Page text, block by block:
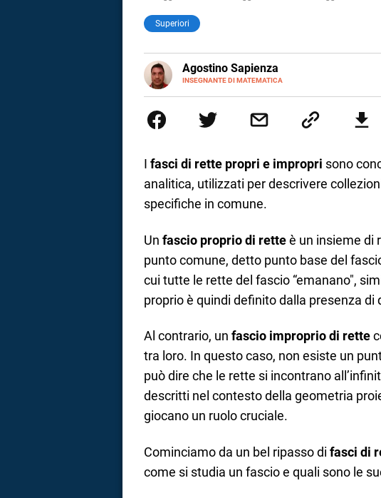
Superiori
Agostino Sapienza
INSEGNANTE DI MATEMATICA
E-
MAIL
LINKEDIN
Internazionali a Messina e in Economia
studi commercialisti sono stato chiamato
di ruolo nel 2023
I fasci di rette propri e impropri sono
analitica, utilizzati per descrivere
specifiche in comune.
Un fascio proprio di retteè un insieme di
punto comune, detto punto base del
cui tutte le rette del fascio “emanano",
proprio è quindi definito dalla presenza
Al contrario, un fascio improprio di rette
tra loro. In questo caso, non esiste un
può dire che le rette si incontrano
descritti nel contesto della geometria
giocano un ruolo cruciale.
Cominciamo da un bel ripasso di fasci di
come si studia un fascio e quali sono le